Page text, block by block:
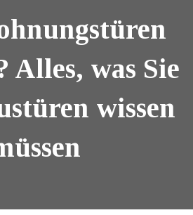
Alles, was Sie
wissen